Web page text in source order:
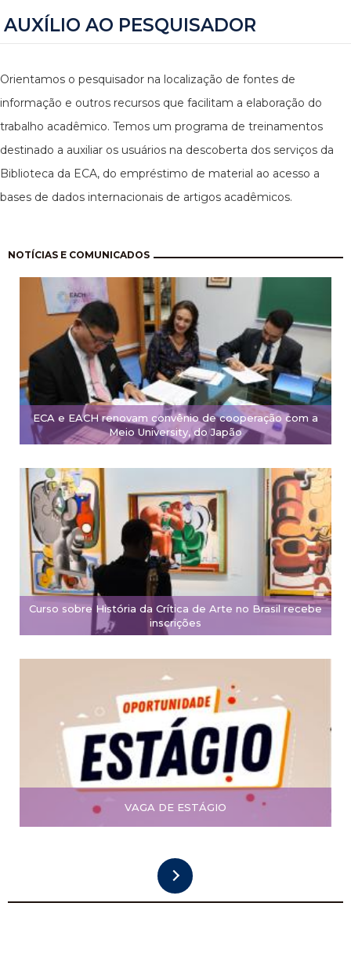
AUXÍLIO AO PESQUISADOR
Orientamos o pesquisador na localização de fontes de
informação e outros recursos que facilitam a elaboração do
trabalho acadêmico. Temos um programa de treinamentos
destinado a auxiliar os usuários na descoberta dos serviços da
Biblioteca da ECA, do empréstimo de material ao acesso a
bases de dados internacionais de artigos acadêmicos.
NOTÍCIAS E COMUNICADOS
ECA e EACH renovam convênio de cooperação com a
Meio University, do Japão
Curso sobre História da Crítica de Arte no Brasil recebe
inscrições
VAGA DE ESTÁGIO
Paginação